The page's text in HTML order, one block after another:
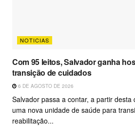
NOTICIAS
Com 95 leitos, Salvador ganha
transição de cuidados
6 DE AGOSTO DE 2026
Salvador passa a contar, a partir desta
uma nova unidade de saúde para
reabilitação...